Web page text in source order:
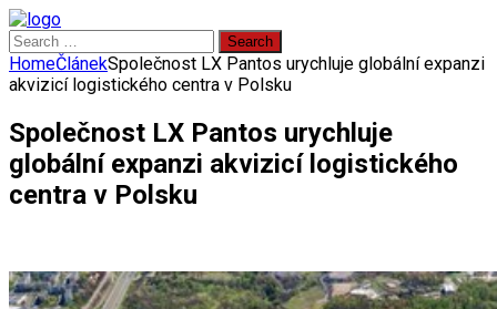
Search
for:
HomeČlánekSpolečnost LX Pantos urychluje globální expanzi
akvizicí logistického centra v Polsku
Společnost LX Pantos urychluje
globální expanzi akvizicí logistického
centra v Polsku